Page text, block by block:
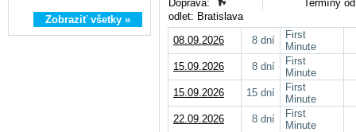
Zobraziť všetky »
Doprava:
Termíny
odlet: Bratislava
08.09.2026
8 dní
First
Minute
15.09.2026
8 dní
First
Minute
15.09.2026
15 dní
First
Minute
22.09.2026
8 dní
First
Minute